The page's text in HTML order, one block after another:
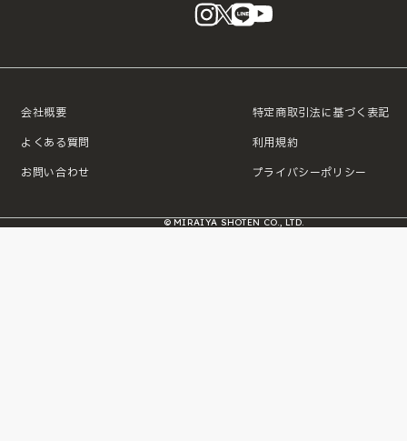
instagram
X LINE
会社概要
よくある質問
お問い合わせ
特定商取引法に基づく表記
利用規約
プライバシーポリシー
© MIRAIYA SHOTEN CO., LTD.